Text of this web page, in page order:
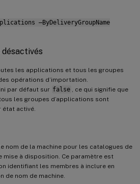
–ByDeliveryGroupName
les applications et tous les groupes
opérations d’importation.
par défaut sur false
, ce qui signifie que
les groupes d’applications sont
activé.
nom de la machine pour les catalogues de
mise à disposition. Ce paramètre est
identifiant les membres à inclure en
de nom de machine.